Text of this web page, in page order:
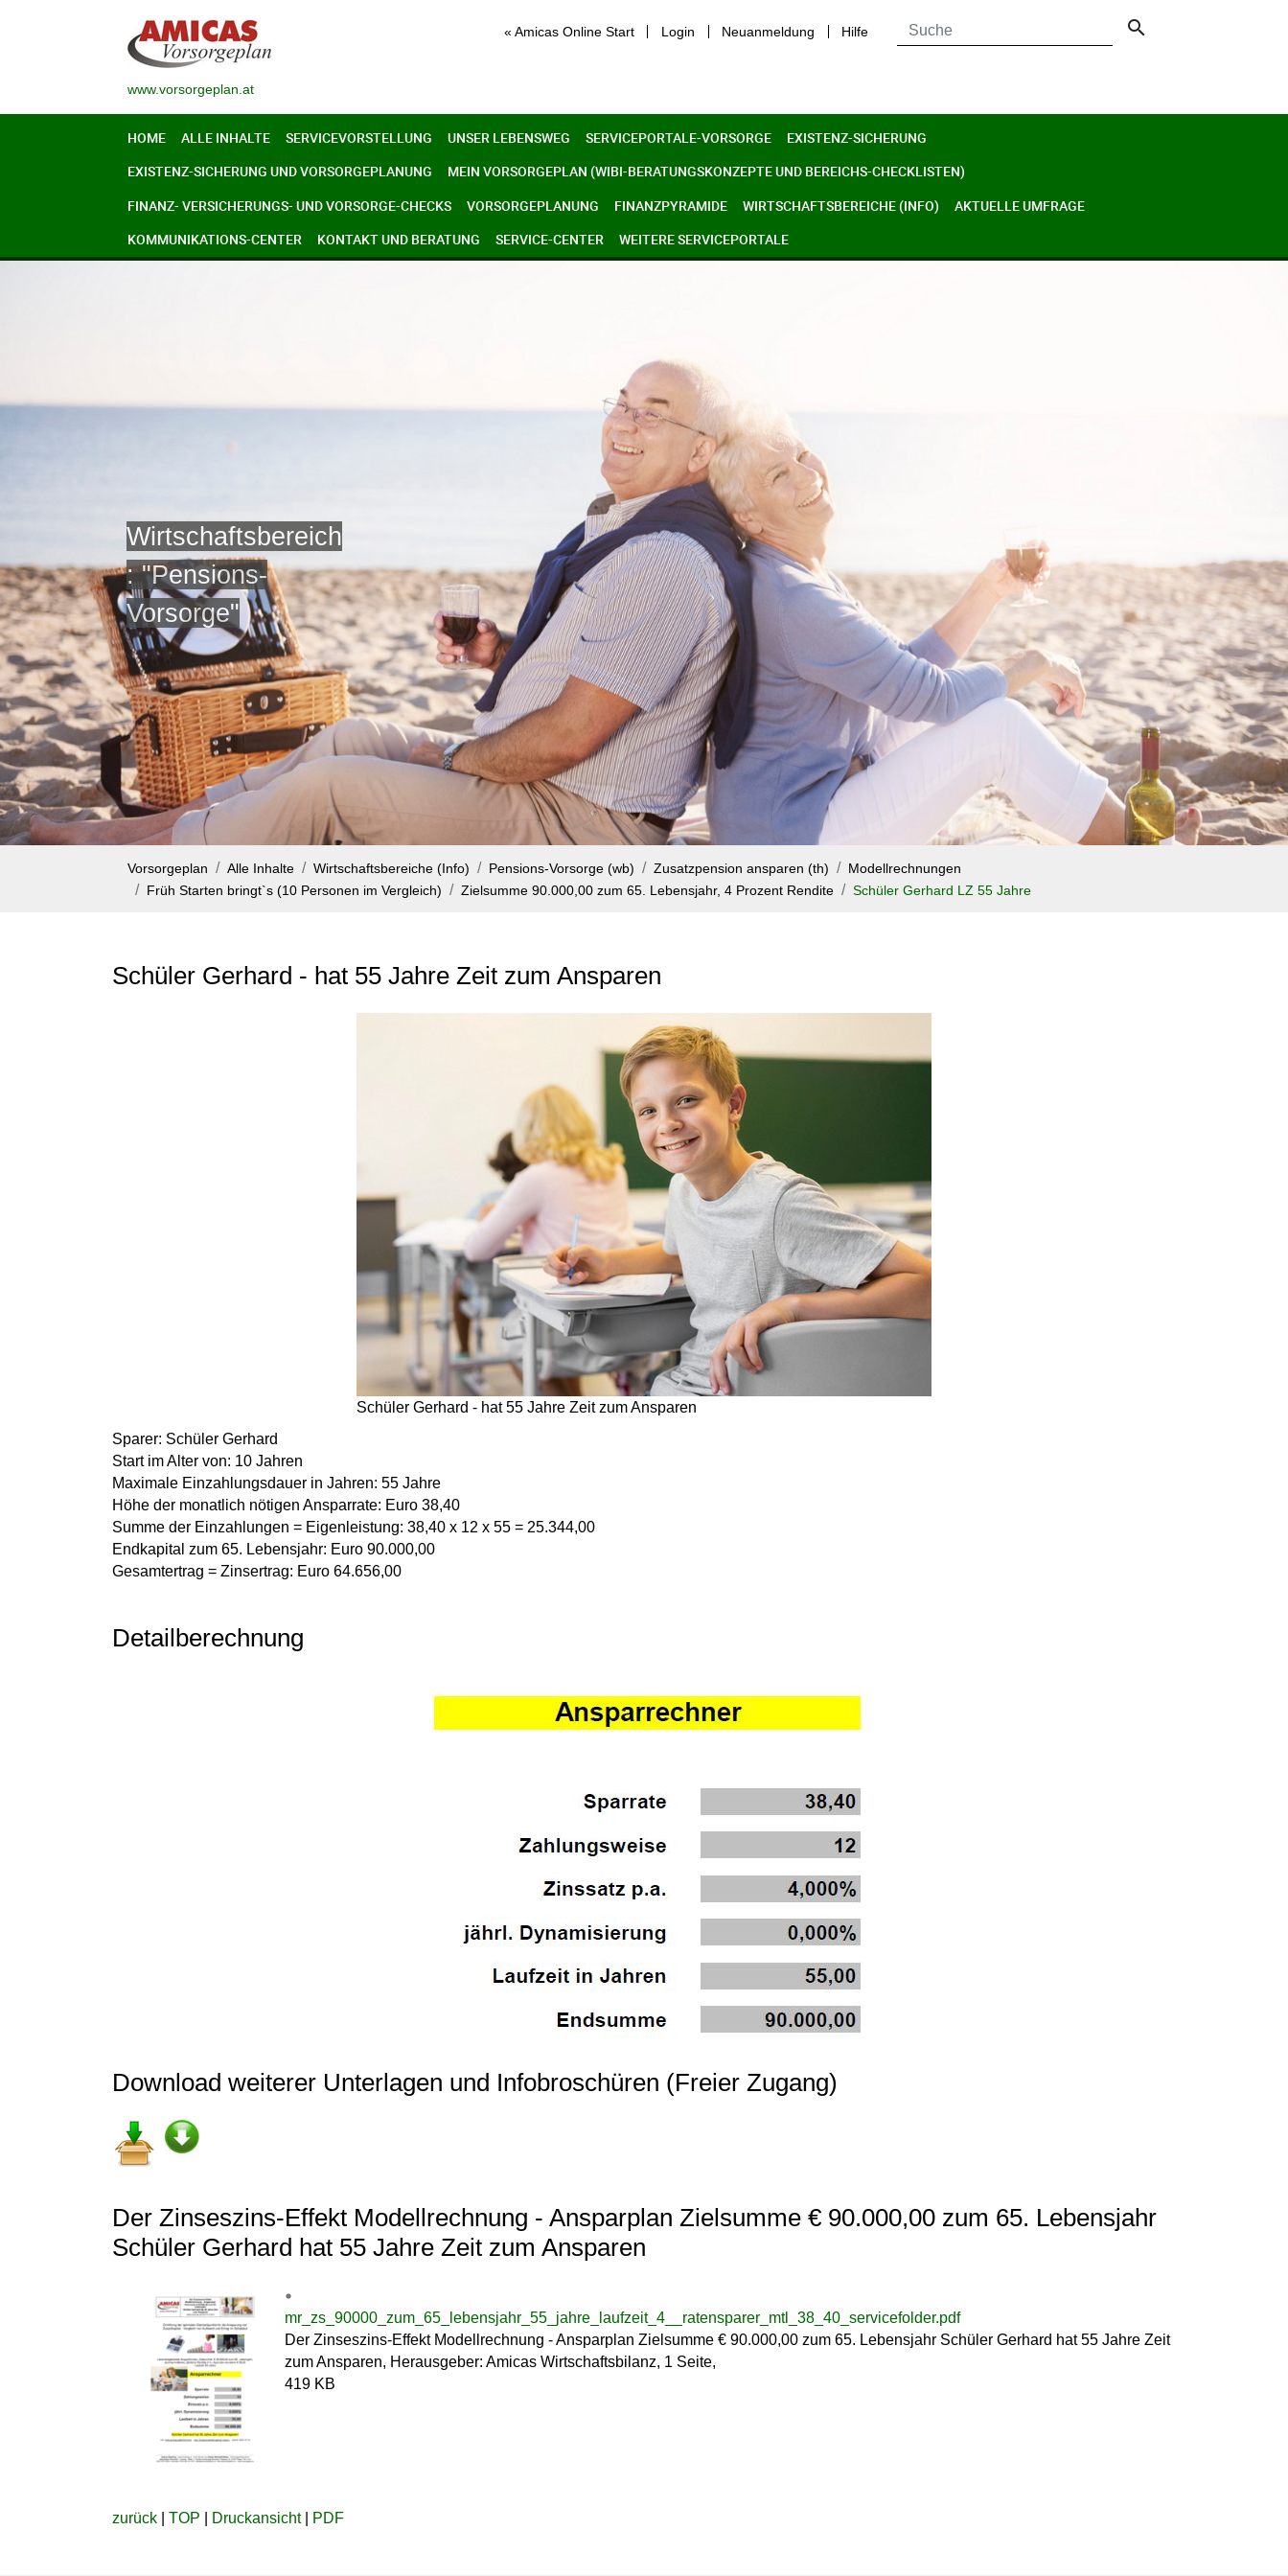
« Amicas Online Start Login Neuanmeldung Hilfe search
www.vorsorgeplan.at
HOME ALLE INHALTE SERVICEVORSTELLUNG UNSER LEBENSWEG SERVICEPORTALE-VORSORGE
EXISTENZ-SICHERUNG
EXISTENZ-SICHERUNG UND VORSORGEPLANUNG
MEIN VORSORGEPLAN (WIBI-BERATUNGSKONZEPTE UND BEREICHS-CHECKLISTEN)
FINANZ- VERSICHERUNGS- UND VORSORGE-CHECKS
VORSORGEPLANUNG FINANZPYRAMIDE WIRTSCHAFTSBEREICHE (INFO)
AKTUELLE UMFRAGE
KOMMUNIKATIONS-CENTER
KONTAKT UND BERATUNG SERVICE-CENTER WEITERE SERVICEPORTALE
Wirtschaftsbereich
: "Pensions-
Vorsorge"
Vorsorgeplan Alle Inhalte Wirtschaftsbereiche (Info) Pensions-Vorsorge (wb) Zusatzpension ansparen (th)
Modellrechnungen
Früh Starten bringt`s (10 Personen im Vergleich)
Zielsumme 90.000,00 zum 65. Lebensjahr, 4 Prozent Rendite Schüler Gerhard LZ 55 Jahre
Schüler Gerhard - hat 55 Jahre Zeit zum Ansparen
Schüler Gerhard - hat 55 Jahre Zeit zum Ansparen
Sparer: Schüler Gerhard
Start im Alter von: 10 Jahren
Maximale Einzahlungsdauer in Jahren: 55 Jahre
Höhe der monatlich nötigen Ansparrate: Euro 38,40
Summe der Einzahlungen = Eigenleistung: 38,40 x 12 x 55 = 25.344,00
Endkapital zum 65. Lebensjahr: Euro 90.000,00
Gesamtertrag = Zinsertrag: Euro 64.656,00
Detailberechnung
Download weiterer Unterlagen und Infobroschüren (Freier Zugang)
Der Zinseszins-Effekt Modellrechnung - Ansparplan Zielsumme € 90.000,00 zum 65. Lebensjahr
Schüler Gerhard hat 55 Jahre Zeit zum Ansparen
mr_zs_90000_zum_65_lebensjahr_55_jahre_laufzeit_4__ratensparer_mtl_38_40_servicefolder.pdf
Der Zinseszins-Effekt Modellrechnung - Ansparplan Zielsumme € 90.000,00 zum 65. Lebensjahr Schüler Gerhard hat 55 Jahre Zeit
zum Ansparen, Herausgeber: Amicas Wirtschaftsbilanz, 1 Seite,
419 KB
zurück TOP Druckansicht| PDF